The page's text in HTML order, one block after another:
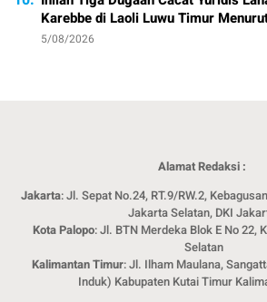
Karebbe di Laoli Luwu Timur
5/08/2026
Alamat Redaksi :
Jakarta: Jl. Sepat No.24, RT.9/RW.2,
Jakarta Selatan, DKI
Kota Palopo: Jl. BTN Merdeka Blok E No 22,
Selatan
Kalimantan Timur: Jl. Ilham Maulana,
Induk) Kabupaten Kutai Timur